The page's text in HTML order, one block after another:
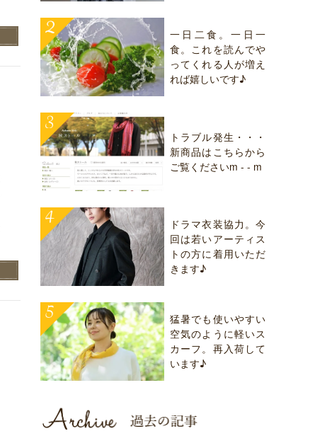
一日二食。一日一
食。これを読んでや
ってくれる人が増え
れば嬉しいです♪
トラブル発生・・・
新商品はこちらから
ご覧くださいm - - m
ドラマ衣装協力。今
回は若いアーティス
トの方に着用いただ
きます♪
猛暑でも使いやすい
空気のように軽いス
カーフ。再入荷して
います♪